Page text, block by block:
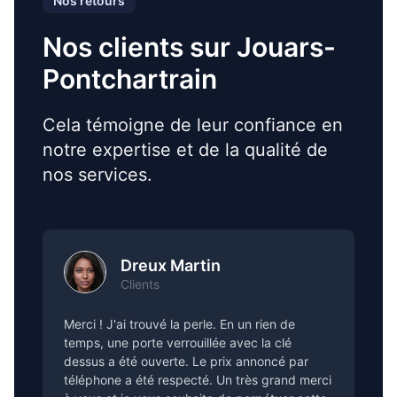
Nos clients sur Jouars-
Pontchartrain
Cela témoigne de leur confiance en
notre expertise et de la qualité de
nos services.
Dreux Martin
Clients
Merci ! J'ai trouvé la perle. En un rien de
temps, une porte verrouillée avec la clé
dessus a été ouverte. Le prix annoncé par
téléphone a été respecté. Un très grand merci